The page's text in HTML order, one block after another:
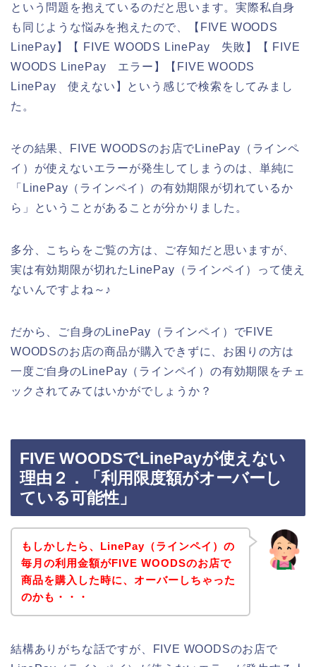
という問題を抱えているのだと思います。実際私自身
も同じような悩みを抱えたので、【FIVE WOODS
LinePay】【 FIVE WOODS LinePay 失敗】【 FIVE
WOODS LinePay エラー】【FIVE WOODS
LinePay 使えない】という感じで検索をしてみまし
た。
その結果、FIVE WOODSのお店でLinePay（ラインペ
イ）が使えないエラーが発生してしまうのは、単純に
「LinePay（ラインペイ）の有効期限が切れているか
ら」ということがあることが分かりました。
多分、こちらをご覧の方は、ご存知だと思いますが、
実は有効期限が切れたLinePay（ラインペイ）って使え
ないんですよね～♪
だから、ご自身のLinePay（ラインペイ）でFIVE
WOODSのお店の商品が購入できずに、お困りの方は
一度ご自身のLinePay（ラインペイ）の有効期限をチェ
ックされてみてはいかがでしょうか？
FIVE WOODSでLinePayが使えない
理由２．「利用限度額がオーバーし
ている可能性」
もしかしたら、LinePay（ラインペイ）の
毎月の利用金額がFIVE WOODSのお店で
商品を購入した時に、オーバーしちゃった
のかも・・・
結構ありがちな話ですが、FIVE WOODSのお店で